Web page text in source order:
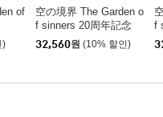
of
)
空の境界 The Garden o
f sinners 20周年記念
(下)
32,560원 (10% 할인)
f
(